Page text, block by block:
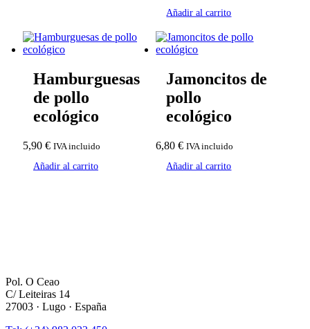
Añadir al carrito
Añadir al carrito
Hamburguesas
de pollo
ecológico
5,90 € IVA incluido
Añadir al carrito
Jamoncitos de
pollo
ecológico
6,80€ IVA incluido
Pol. O Ceao
C/ Leiteiras 14
27003 · Lugo · España